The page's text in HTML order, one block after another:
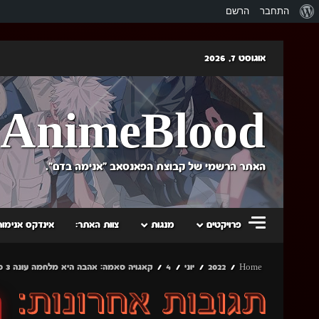
אודות
התחבר הרשם
content
אוגוסט 7, 2026
AnimeBlood
האתר הרשמי של קבוצת הפאנסאב "אנימה בדם".
פרויקטים מנגות צוות האתר: אינדקס
Home
2022 יוני 4 קאגויה סאמה: אהבה היא מלחמה עונה 3 פרק 8